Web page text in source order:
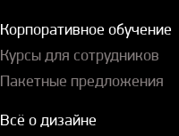
Корпоративное обучение
Курсы для сотрудников
Пакетные предложения
Всё о дизайне